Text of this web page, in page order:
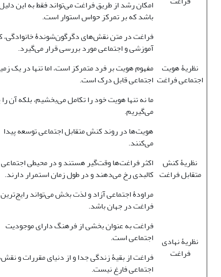
امکان رشد از طریق فراغت می‌تواند فقط به این
باشد که بر تمرکز حواس استوار است.
نظریۀ هویت
اجتماعی فراغت
فراغت در متن نقش‌های دگرگون‌شوندۀ خانوادگی،
آموزشی و اجتماعی مورد بررسی قرار می‌گیرد.
مفهوم هویت بر فرد متمرکز است، اما تنها در یک
اجتماعی قابل درک است.
ما نه تنها هویت خود را تکامل می‌بخشیم، بلکه آن را
می‌گیریم.
نظریۀ کنش
متقابل فراغت
هویت‌ها در روند کنش متقابل اجتماعی توسعه پیدا
می‌کنند.
اکثر فراغت‌ها وقت‌گیر هستند و در محیطی
کالبدی رخ می‌دهند و در طول زمان استمرار دارند.
مراودۀ اجتماعی آزاد و لذت بخش می‌تواند
فراغت در جهان باشد.
نظریۀ نهادی
فراغت
فراغت به عنوان بخشی از فرهنگ دارای موجودیت
اجتماعی است.
فراغت از بقیۀ زندگی جدا و از دنیای مقررات و
اجتماعی فارغ نیست.